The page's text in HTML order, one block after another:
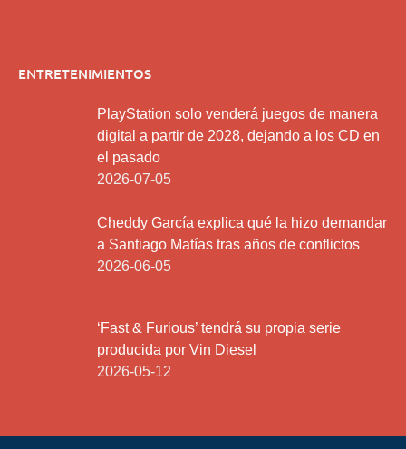
ENTRETENIMIENTOS
PlayStation solo venderá juegos de manera
digital a partir de 2028, dejando a los CD en
el pasado
2026-07-05
Cheddy García explica qué la hizo demandar
a Santiago Matías tras años de conflictos
2026-06-05
‘Fast & Furious’ tendrá su propia serie
producida por Vin Diesel
2026-05-12